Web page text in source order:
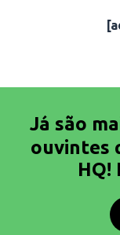
Já são
ouvintes
HQ!